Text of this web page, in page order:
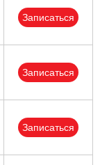
Записаться
Записаться
Записаться